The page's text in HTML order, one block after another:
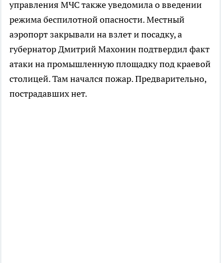
управления МЧС также уведомила о введении
режима беспилотной опасности. Местный
аэропорт закрывали на взлет и посадку, а
губернатор Дмитрий Махонин подтвердил факт
атаки на промышленную площадку под краевой
столицей. Там начался пожар. Предварительно,
пострадавших нет.